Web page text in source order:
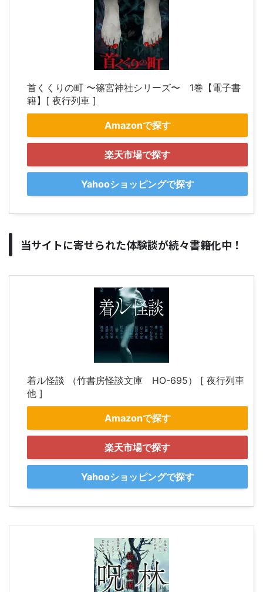
首くくりの町 〜篠宮神社シリーズ〜 1巻【電子書
籍】[ 夜行列車 ]
Amazonで探す
楽天市場で探す
Yahooショッピングで探す
当サイトに寄せられた体験談が続々書籍化中！
着ル怪談 （竹書房怪談文庫 HO-695） [ 夜行列車
他 ]
Amazonで探す
楽天市場で探す
Yahooショッピングで探す